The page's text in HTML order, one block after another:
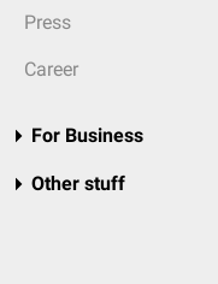
Press
Career
For Business
Other stuff